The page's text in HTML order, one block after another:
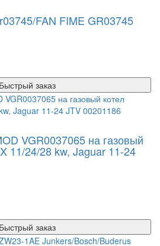
FAN FIME GR03745
Быстрый заказ
VGR0037065 на газовый
11/24/28 kw, Jaguar 11-24
Быстрый заказ